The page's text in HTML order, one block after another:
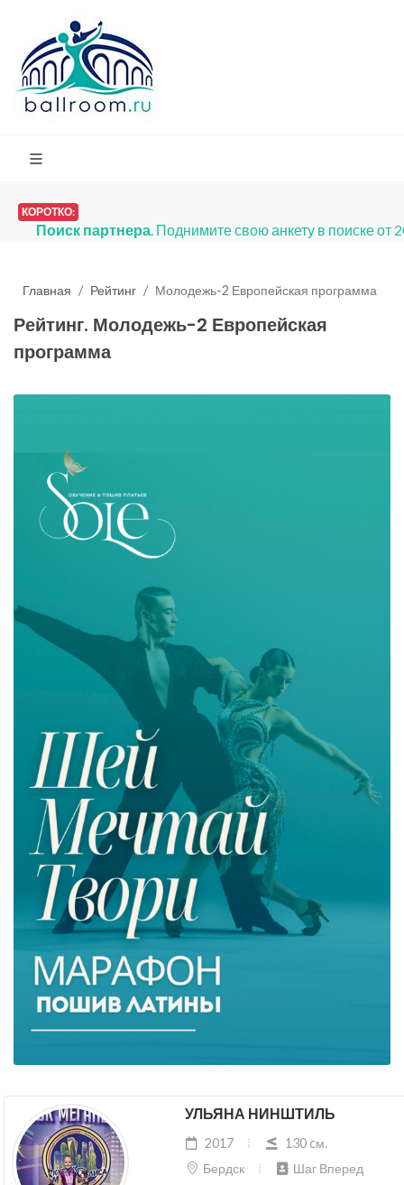
КОРОТКО:
Поиск партнера. Поднимите свою анкету в поиске от
Главная Рейтинг Молодежь-2 Европейская программа
Рейтинг. Молодежь-2 Европейская
программа
УЛЬЯНА НИНШТИЛЬ
2017
130 cм.
Бердск
Шаг Вперед